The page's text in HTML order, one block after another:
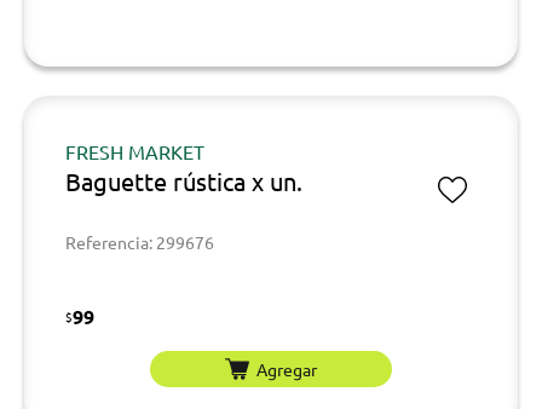
FRESH MARKET
Baguette rústica x un.
Referencia: 299676
$99
Agregar